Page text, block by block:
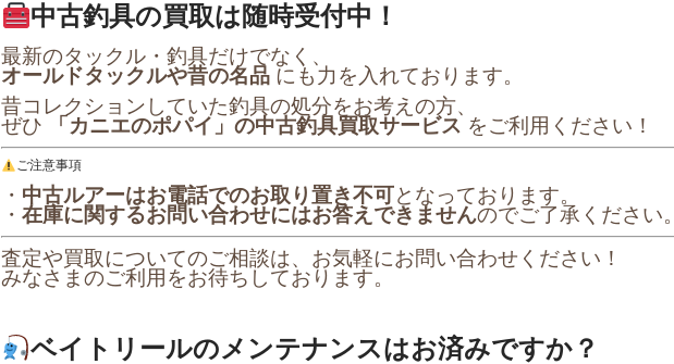
中古釣具の買取は随時受付中！
最新のタックル・釣具だけでなく、
オールドタックルや昔の名品 にも力を入れております。
昔コレクションしていた釣具の処分をお考えの方、
ぜひ
「カニエのポパイ」の中古釣具買取サービス をご利用ください！
ご注意事項
・ 中古ルアーはお電話でのお取り置き不可となっております。
・ 在庫に関するお問い合わせにはお答えできませんのでご了承ください。
査定や買取についてのご相談は、お気軽にお問い合わせください！
みなさまのご利用をお待ちしております。
ベイトリールのメンテナンスはお済みですか？